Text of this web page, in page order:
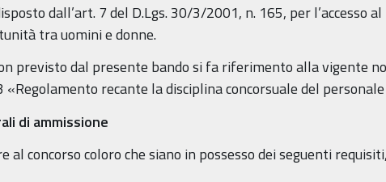
dall’art. 7 del D.Lgs. 30/3/2001, n. 165, per
tra uomini e donne.
previsto dal presente bando si fa riferimento alla vigente
recante la disciplina concorsuale del
di ammissione
al concorso coloro che siano in possesso dei seguenti